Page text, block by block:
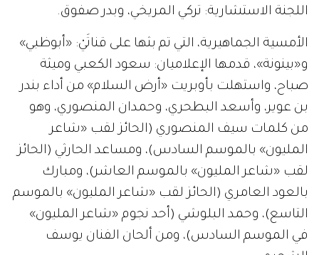
اللجنة الاستشارية: تركي المريخي، وبدر صفوق.
الأمسية الجماهيرية، التي تم بثها على قناتَيْ: «أبوظبي»
و«بينونة»، قدمها الإعلاميان: سعود الكعبي وميثة
صباح، واستهلت بأوبريت «أرض السلام» من أداء بندر
بن عوير، وأسعد البطحري، وحمدان المنصوري، وهو
من كلمات سيف المنصوري (الحائز لقب «شاعر
المليون» بالموسم السادس)، ومساعد الحارثي (الحائز
لقب «شاعر المليون» بالموسم العاشر)، ومبارك
بالعود العامري (الحائز لقب «شاعر المليون» بالموسم
التاسع)، وحمد البلوشي (أحد نجوم «شاعر المليون»
في الموسم السادس)، ومن ألحان الفنان يوسف